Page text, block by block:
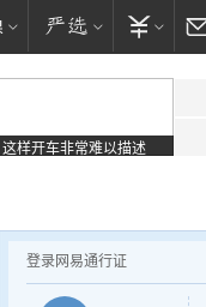
这样开车非常难以描述
登录网易通行证